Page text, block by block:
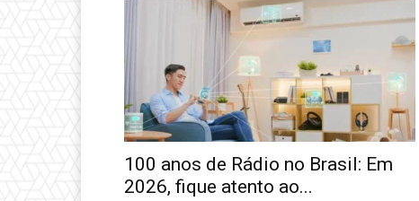
100 anos de Rádio no Brasil: Em
2026, fique atento ao...